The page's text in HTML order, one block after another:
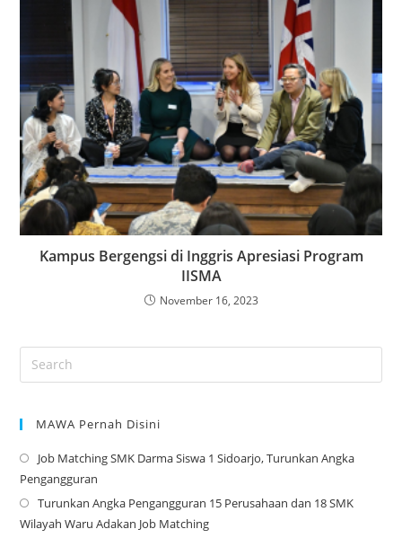
Kampus Bergengsi di Inggris Apresiasi Program
IISMA
November 16, 2023
MAWA Pernah Disini
Job Matching SMK Darma Siswa 1 Sidoarjo, Turunkan Angka
Pengangguran
Turunkan Angka Pengangguran 15 Perusahaan dan 18 SMK
Wilayah Waru Adakan Job Matching